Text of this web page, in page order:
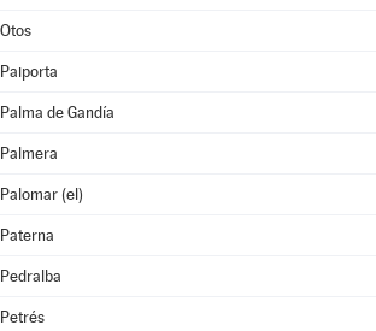
Otos
Paiporta
Palma de Gandía
Palmera
Palomar (el)
Paterna
Pedralba
Petrés